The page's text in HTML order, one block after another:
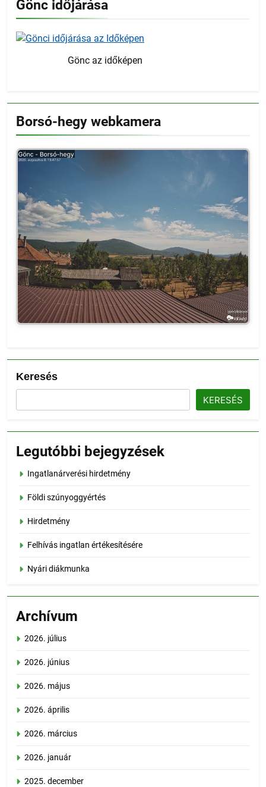
Gönc időjárása
Gönc az időképen
Borsó-hegy webkamera
Keresés
KERESÉS
Legutóbbi bejegyzések
Ingatlanárverési hirdetmény
Földi szúnyoggyértés
Hirdetmény
Felhívás ingatlan értékesítésére
Nyári diákmunka
Archívum
2026. július
2026. június
2026. május
2026. április
2026. március
2026. január
2025. december